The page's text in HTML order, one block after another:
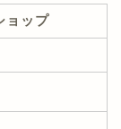
ョップ